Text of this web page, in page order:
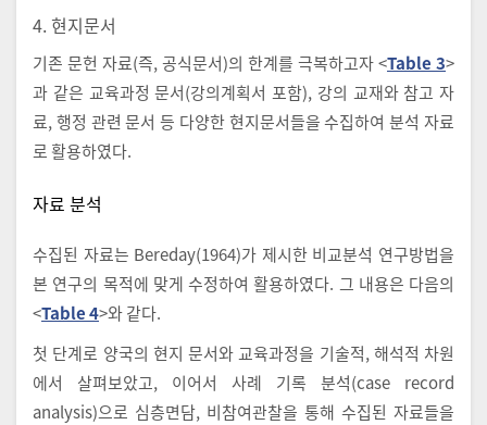
4. 현지문서
기존 문헌 자료(즉, 공식문서)의 한계를 극복하고자 <Table 3>
과 같은 교육과정 문서(강의계획서 포함), 강의 교재와 참고 자
료, 행정 관련 문서 등 다양한 현지문서들을 수집하여 분석 자료
로 활용하였다.
자료 분석
수집된 자료는 Bereday(1964)가 제시한 비교분석 연구방법을
본 연구의 목적에 맞게 수정하여 활용하였다. 그 내용은 다음의
<Table 4>와 같다.
첫 단계로 양국의 현지 문서와 교육과정을 기술적, 해석적 차원
에서 살펴보았고, 이어서 사례 기록 분석(case record
analysis)으로 심층면담, 비참여관찰을 통해 수집된 자료들을